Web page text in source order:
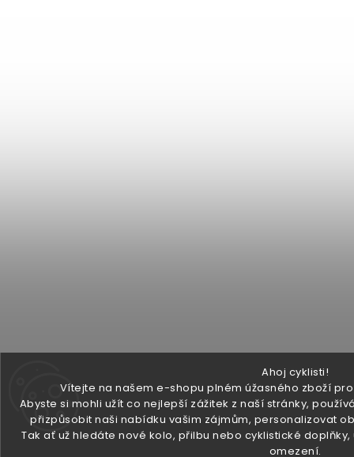
Ahoj cyklisti!
Vítejte na našem e-shopu plném úžasného zboží
Abyste si mohli užít co nejlepší zážitek z naší stránky,
přizpůsobit naši nabídku vašim zájmům, personalizovat
Tak ať už hledáte nové kolo, přilbu nebo cyklistické
omezení.